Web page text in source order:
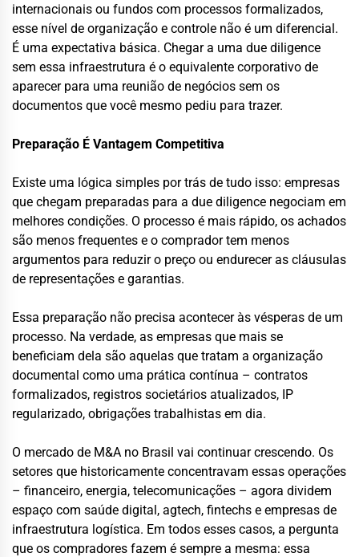
internacionais ou fundos com processos formalizados,
esse nível de organização e controle não é um diferencial.
É uma expectativa básica. Chegar a uma due diligence
sem essa infraestrutura é o equivalente corporativo de
aparecer para uma reunião de negócios sem os
documentos que você mesmo pediu para trazer.
Preparação É Vantagem Competitiva
Existe uma lógica simples por trás de tudo isso: empresas
que chegam preparadas para a due diligence negociam em
melhores condições. O processo é mais rápido, os achados
são menos frequentes e o comprador tem menos
argumentos para reduzir o preço ou endurecer as cláusulas
de representações e garantias.
Essa preparação não precisa acontecer às vésperas de um
processo. Na verdade, as empresas que mais se
beneficiam dela são aquelas que tratam a organização
documental como uma prática contínua – contratos
formalizados, registros societários atualizados, IP
regularizado, obrigações trabalhistas em dia.
O mercado de M&A no Brasil vai continuar crescendo. Os
setores que historicamente concentravam essas operações
– financeiro, energia, telecomunicações – agora dividem
espaço com saúde digital, agtech, fintechs e empresas de
infraestrutura logística. Em todos esses casos, a pergunta
que os compradores fazem é sempre a mesma: essa